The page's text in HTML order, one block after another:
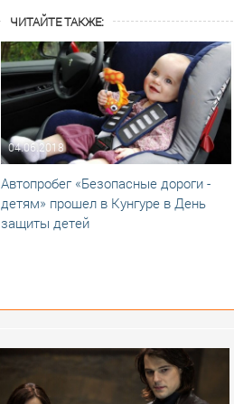
ЧИТАЙТЕ ТАКЖЕ:
04.06.2018
Автопробег «Безопасные дороги -
детям» прошел в Кунгуре в День
защиты детей